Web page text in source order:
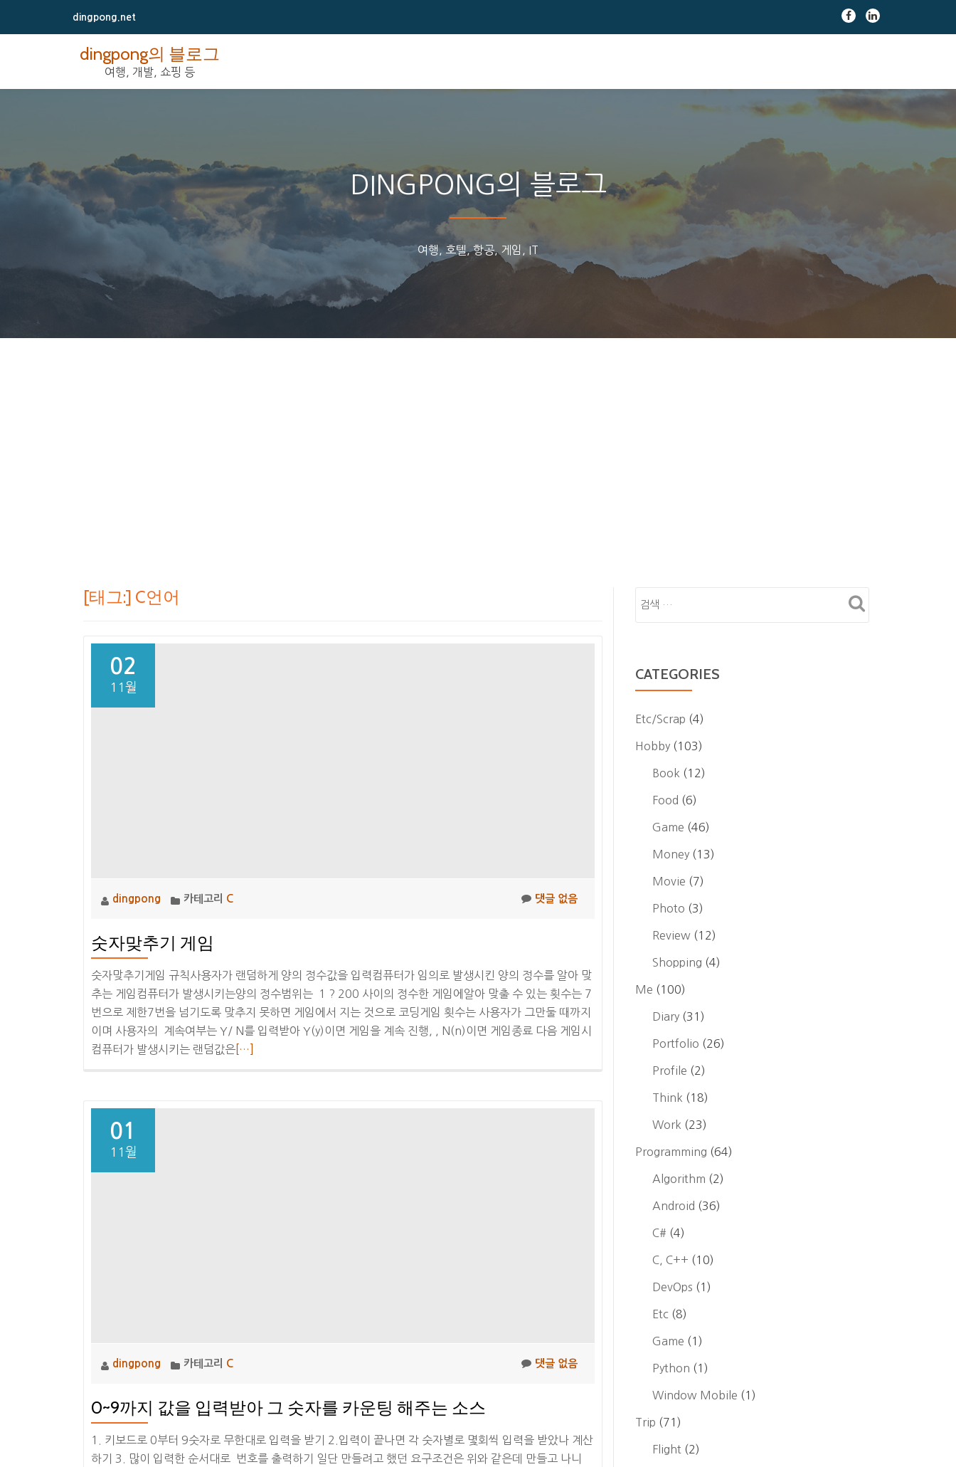
콘
기
dingpong.net
fa-
facebook
fa-
linkedin
dingpong의 블로그
여행, 개발, 쇼핑 등
DINGPONG의 블로그
여행, 호텔, 항공, 게임, IT
[태그:] C언어
02
11월
dingpong 카테고리 C 댓글 없음
숫자맞추기 게임
숫자맞추기게임 규칙사용자가 랜덤하게 양의 정수값을 입력컴퓨터가 임의로 발생시킨 양의 정수를 알아 맞
추는 게임컴퓨터가 발생시키는양의 정수범위는 1 ? 200 사이의 정수한 게임에알아 맞출 수 있는 횟수는 7
번으로 제한7번을 넘기도록 맞추지 못하면 게임에서 지는 것으로 코딩게임 횟수는 사용자가 그만둘 때까지
이며 사용자의 계속여부는 Y/ N를 입력받아 Y(y)이면 게임을 계속 진행, , N(n)이면 게임종료 다음 게임시
컴퓨터가 발생시키는 랜덤값은더[…]
01
11월
dingpong 카테고리 C 댓글 없음
0~9까지 값을 입력받아 그 숫자를 카운팅 해주는 소스
1. 키보드로 0부터 9숫자로 무한대로 입력을 받기 2.입력이 끝나면 각 숫자별로 몇회씩 입력을 받았나 계산
하기 3. 많이 입력한 순서대로 번호를 출력하기 일단 만들려고 했던 요구조건은 위와 같은데 만들고 나니
CATEGORIES
Etc/Scrap (4)
Hobby (103)
Book (12)
Food (6)
Game (46)
Money (13)
Movie (7)
Photo (3)
Review (12)
Shopping (4)
Me (100)
Diary (31)
Portfolio (26)
Profile (2)
Think (18)
Work (23)
Programming (64)
Algorithm (2)
Android (36)
C# (4)
C, C++ (10)
DevOps (1)
Etc (8)
Game (1)
Python (1)
Window Mobile (1)
Trip (71)
Flight (2)